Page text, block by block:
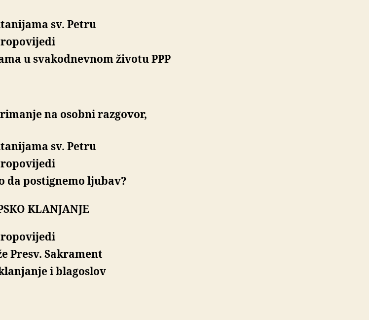
sv. Petru
u svakodnevnom životu PPP
na osobni razgovor,
sv. Petru
da postignemo ljubav?
KLANJANJE
Presv. Sakrament
i blagoslov